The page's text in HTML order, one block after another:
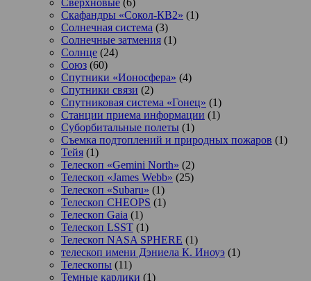
Сверхновые (6)
Скафандры «Сокол-КВ2» (1)
Солнечная система (3)
Солнечные затмения (1)
Солнце (24)
Союз (60)
Спутники «Ионосфера» (4)
Спутники связи (2)
Спутниковая система «Гонец» (1)
Станции приема информации (1)
Суборбитальные полеты (1)
Съемка подтоплений и природных пожаров (1)
Тейя (1)
Телескоп «Gemini North» (2)
Телескоп «James Webb» (25)
Телескоп «Subaru» (1)
Телескоп CHEOPS (1)
Телескоп Gaia (1)
Телескоп LSST (1)
Телескоп NASA SPHERE (1)
телескоп имени Дэниела К. Иноуэ (1)
Телескопы (11)
Темные карлики (1)